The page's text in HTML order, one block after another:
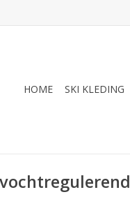
HOME SKI KLEDING